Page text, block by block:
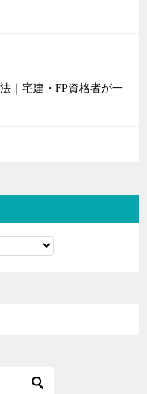
｜宅建・FP資格者が一